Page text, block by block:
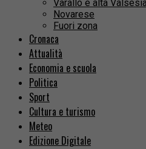
Varallo e alta
Novarese
Fuori zona
Cronaca
Attualità
Economia e scuola
Politica
Sport
Cultura e turismo
Meteo
Edizione Digitale